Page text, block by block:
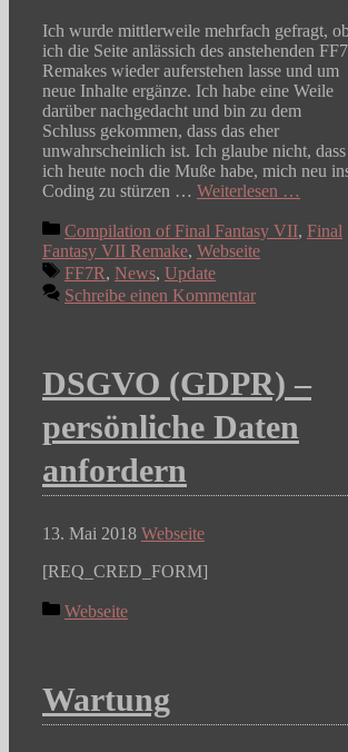
Ich wurde mittlerweile mehrfach gefragt,
ich die Seite anlässich des anstehenden FF7
Remakes wieder auferstehen lasse und um
neue Inhalte ergänze. Ich habe eine Weile
darüber nachgedacht und bin zu dem
Schluss gekommen, dass das eher
unwahrscheinlich ist. Ich glaube nicht, dass
ich heute noch die Muße habe, mich neu
Coding zu stürzen … Weiterlesen …
Kategorien
Compilation of Final Fantasy VII, Final
Fantasy VII Remake, Webseite
Schlagwörter
FF7R, News, Update
Schreibe einen Kommentar
DSGVO (GDPR) –
persönliche Daten
anfordern
13. Mai 2018 Webseite
[REQ_CRED_FORM]
Kategorien
Webseite
Wartung